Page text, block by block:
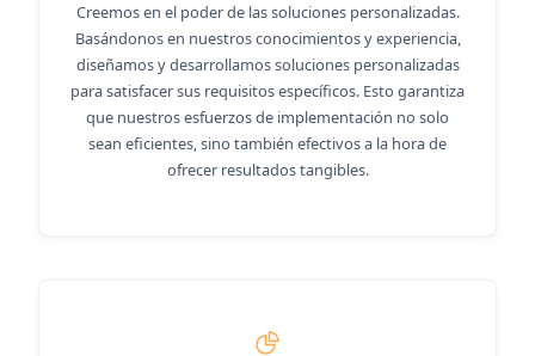
Creemos en el poder de las soluciones personalizadas.
Basándonos en nuestros conocimientos y experiencia,
diseñamos y desarrollamos soluciones personalizadas
para satisfacer sus requisitos específicos. Esto garantiza
que nuestros esfuerzos de implementación no solo
sean eficientes, sino también efectivos a la hora de
ofrecer resultados tangibles.